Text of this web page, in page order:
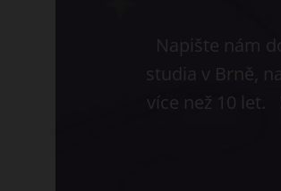
Napište nám
studia v Brně,
více než 10 let.